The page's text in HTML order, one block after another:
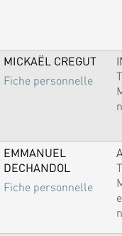
MICKAËL CREGUT
Fiche personnelle
EMMANUEL
DECHANDOL
Fiche personnelle